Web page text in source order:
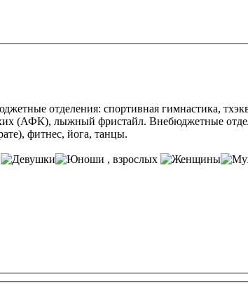
отделения: спортивная гимнастика,
(АФК), лыжный фристайл. Внебюджетные
фитнес, йога, танцы.
, взрослых